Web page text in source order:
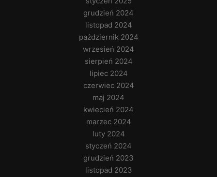
grudzień 2024
listopad 2024
październik 2024
wrzesień 2024
sierpień 2024
lipiec 2024
czerwiec 2024
maj 2024
kwiecień 2024
marzec 2024
luty 2024
styczeń 2024
grudzień 2023
listopad 2023